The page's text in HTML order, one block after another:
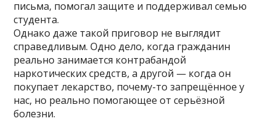
письма, помогал защите и поддерживал семью
студента.
Однако даже такой приговор не выглядит
справедливым. Одно дело, когда гражданин
реально занимается контрабандой
наркотических средств, а другой — когда он
покупает лекарство, почему-то запрещённое у
нас, но реально помогающее от серьёзной
болезни.